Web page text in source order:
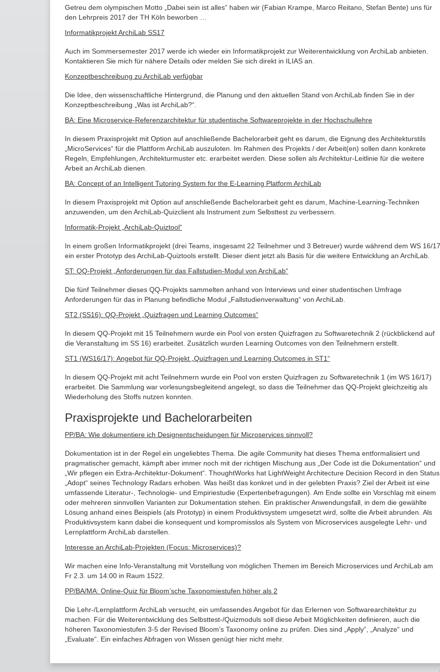
Getreu dem olympischen Motto „Dabei sein ist alles“ haben wir (Fabian Krampe, Marco Reitano, Stefan Bente) uns für
den Lehrpreis 2017 der TH Köln beworben …
Informatikprojekt ArchiLab SS17
Auch im Sommersemester 2017 werde ich wieder ein Informatikprojekt zur Weiterentwicklung von ArchiLab anbieten.
Kontaktieren Sie mich für nähere Details oder melden Sie sich direkt in ILIAS an.
Konzeptbeschreibung zu ArchiLab verfügbar
Die Idee, den wissenschaftliche Hintergrund, die Planung und den aktuellen Stand von ArchiLab finden Sie in der
Konzeptbeschreibung „Was ist ArchiLab?“.
BA: Eine Microservice-Referenzarchitektur für studentische Softwareprojekte in der Hochschullehre
In diesem Praxisprojekt mit Option auf anschließende Bachelorarbeit geht es darum, die Eignung des Architekturstils
„MicroServices“ für die Plattform ArchiLab auszuloten. Im Rahmen des Projekts / der Arbeit(en) sollen dann konkrete
Regeln, Empfehlungen, Architekturmuster etc. erarbeitet werden. Diese sollen als Architektur-Leitlinie für die weitere
Arbeit an ArchiLab dienen.
BA: Concept of an Intelligent Tutoring System for the E-Learning Platform ArchiLab
In diesem Praxisprojekt mit Option auf anschließende Bachelorarbeit geht es darum, Machine-Learning-Techniken
anzuwenden, um den ArchiLab-Quizclient als Instrument zum Selbsttest zu verbessern.
Informatik-Projekt „ArchiLab-Quiztool“
In einem großen Informatikprojekt (drei Teams, insgesamt 22 Teilnehmer und 3 Betreuer) wurde während dem WS 16/17
ein erster Prototyp des ArchiLab-Quiztools erstellt. Dieser dient jetzt als Basis für die weitere Entwicklung an ArchiLab.
ST: QQ-Projekt „Anforderungen für das Fallstudien-Modul von ArchiLab“
Die fünf Teilnehmer dieses QQ-Projekts sammelten anhand von Interviews und einer studentischen Umfrage
Anforderungen für das in Planung befindliche Modul „Fallstudienverwaltung“ von ArchiLab.
ST2 (SS16): QQ-Projekt „Quizfragen und Learning Outcomes“
In diesem QQ-Projekt mit 15 Teilnehmern wurde ein Pool von ersten Quizfragen zu Softwaretechnik 2 (rückblickend auf
die Veranstaltung im SS 16) erarbeitet. Zusätzlich wurden Learning Outcomes von den Teilnehmern erstellt.
ST1 (WS16/17): Angebot für QQ-Projekt „Quizfragen und Learning Outcomes in ST1“
In diesem QQ-Projekt mit acht Teilnehmern wurde ein Pool von ersten Quizfragen zu Softwaretechnik 1 (im WS 16/17)
erarbeitet. Die Sammlung war vorlesungsbegleitend angelegt, so dass die Teilnehmer das QQ-Projekt gleichzeitig als
Wiederholung des Stoffs nutzen konnten.
Praxisprojekte und Bachelorarbeiten
PP/BA: Wie dokumentiere ich Designentscheidungen für Microservices sinnvoll?
Dokumentation ist in der Regel ein ungeliebtes Thema. Die agile Community hat dieses Thema entformalisiert und
pragmatischer gemacht, kämpft aber immer noch mit der richtigen Mischung aus „Der Code ist die Dokumentation“ und
„Wir pflegen ein Extra-Architektur-Dokument“. ThoughtWorks hat LightWeight Architecture Decision Record in den Status
„Adopt“ seines Technology Radars erhoben. Was heißt das konkret und in der gelebten Praxis? Ziel der Arbeit ist eine
umfassende Literatur-, Technologie- und Empiriestudie (Expertenbefragungen). Am Ende sollte ein Vorschlag mit einem
oder mehreren sinnvollen Varianten zur Dokumentation stehen. Ein praktischer Anwendungsfall, in dem die gewählte
Lösung anhand eines Beispiels (als Prototyp) in einem Produktivsystem umgesetzt wird, sollte die Arbeit abrunden. Als
Produktivsystem kann dabei die konsequent und kompromisslos als System von Microservices ausgelegte Lehr- und
Lernplattform ArchiLab darstellen.
Interesse an ArchiLab-Projekten (Focus: Microservices)?
Wir machen eine Info-Veranstaltung mit Vorstellung von möglichen Themen im Bereich Microservices und ArchiLab am
Fr 2.3. um 14:00 in Raum 1522.
PP/BA/MA: Online-Quiz für Bloom’sche Taxonomiestufen höher als 2
Die Lehr-/Lernplattform ArchiLab versucht, ein umfassendes Angebot für das Erlernen von Softwarearchitektur zu
machen. Für die Weiterentwicklung des Selbsttest-/Quizmoduls soll diese Arbeit Möglichkeiten definieren, auch die
höheren Taxonomiestufen 3-5 der Revised Bloom’s Taxonomy online zu prüfen. Dies sind „Apply“, „Analyze“ und
„Evaluate“. Ein einfaches Abfragen von Wissen genügt hier nicht mehr.